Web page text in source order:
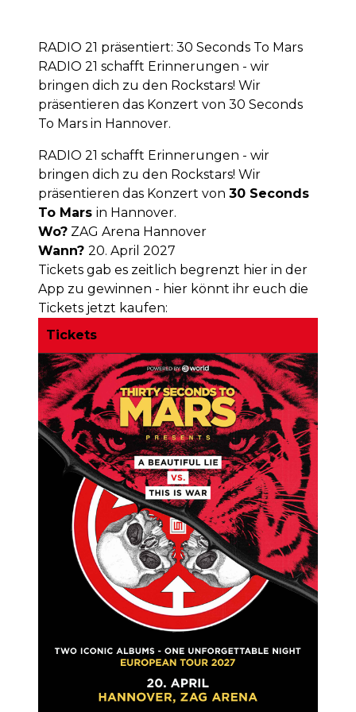
RADIO 21 präsentiert: 30 Seconds To Mars
RADIO 21 schafft Erinnerungen - wir
bringen dich zu den Rockstars! Wir
präsentieren das Konzert von 30 Seconds
To Mars in Hannover.
RADIO 21 schafft Erinnerungen - wir
bringen dich zu den Rockstars! Wir
präsentieren das Konzert von 30 Seconds
To Mars in Hannover.
Wo? ZAG Arena Hannover
Wann? 20. April 2027
Tickets gab es zeitlich begrenzt hier in der
App zu gewinnen - hier könnt ihr euch die
Tickets jetzt kaufen:
Tickets